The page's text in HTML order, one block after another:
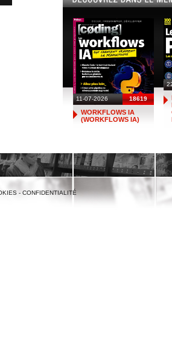
11-07-2026 18619
WORKFLOWS IA
(WORKFLOWS IA)
- CONFIDENTIALITÉ